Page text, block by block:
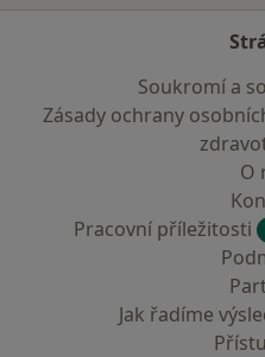
Soukromí a
Zásady ochrany
O
Pracovní příležitosti
Jak řadíme